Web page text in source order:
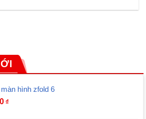
hình zfold 6
₫